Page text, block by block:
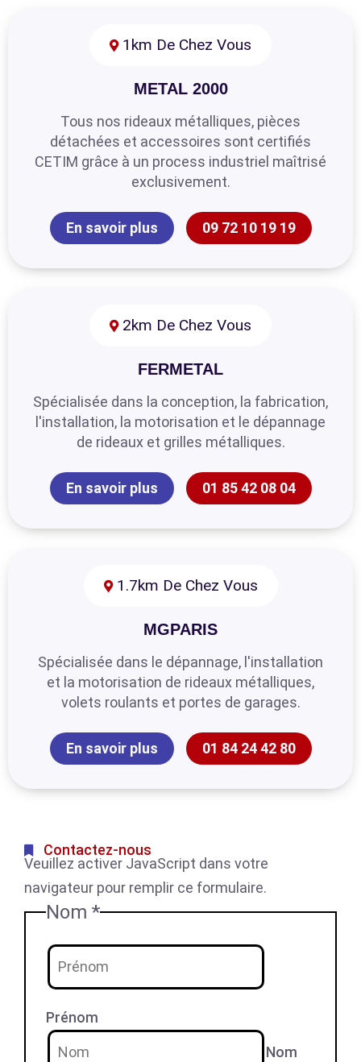
1km De Chez Vous
METAL 2000
Tous nos rideaux métalliques, pièces
détachées et accessoires sont certifiés
CETIM grâce à un process industriel maîtrisé
exclusivement.
En savoir plus 09 72 10 19 19
2km De Chez Vous
FERMETAL
Spécialisée dans la conception, la fabrication,
l'installation, la motorisation et le dépannage
de rideaux et grilles métalliques.
En savoir plus 01 85 42 08 04
1.7km De Chez Vous
MGPARIS
Spécialisée dans le dépannage, l'installation
et la motorisation de rideaux métalliques,
volets roulants et portes de garages.
En savoir plus 01 84 24 42 80
Contactez-nous
Veuillez activer JavaScript dans votre
navigateur pour remplir ce formulaire.
Nom *
Prénom
Nom